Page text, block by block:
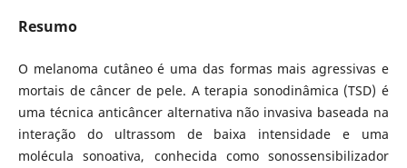
Resumo
O melanoma cutâneo é uma das formas mais agressivas e
mortais de câncer de pele. A terapia sonodinâmica (TSD) é
uma técnica anticâncer alternativa não invasiva baseada na
interação do ultrassom de baixa intensidade e uma
molécula sonoativa, conhecida como sonossensibilizador